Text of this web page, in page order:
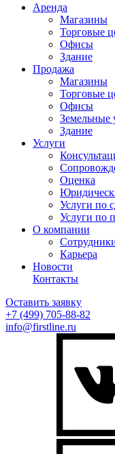
Аренда
Магазины
Торговые
Офисы
Здание
Продажа
Магазины
Торговые
Офисы
Земельные
Здание
Услуги
Оценка
Услуги по
Услуги по
О компании
Карьера
Новости
Контакты
Оставить заявку
+7 (499) 705-88-82
info@firstline.ru